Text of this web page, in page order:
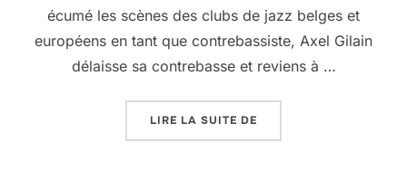
écumé les scènes des clubs de jazz belges et
européens en tant que contrebassiste, Axel Gilain
délaisse sa contrebasse et reviens à …
LIRE LA SUITE DE